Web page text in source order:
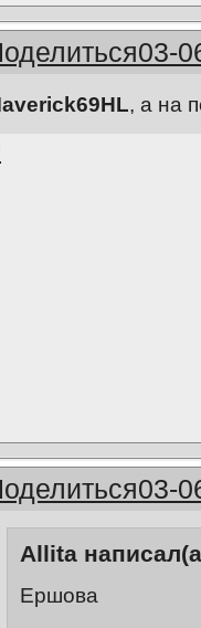
03-
, а на
03-
Allita
Ершова